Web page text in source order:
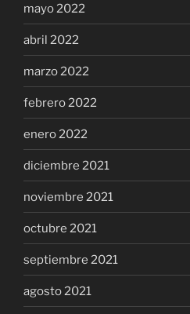
mayo 2022
abril 2022
marzo 2022
febrero 2022
enero 2022
diciembre 2021
noviembre 2021
octubre 2021
septiembre 2021
agosto 2021